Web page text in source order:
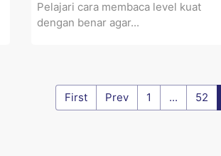
Pelajari cara membaca level kuat
dengan benar agar...
First Prev 1 ... 52